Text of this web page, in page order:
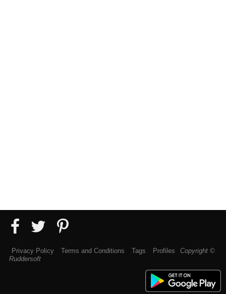
Privacy Policy Terms and Conditions Tags Profiles
Copyright ©
Ruddersoft